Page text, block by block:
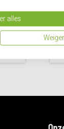
alles